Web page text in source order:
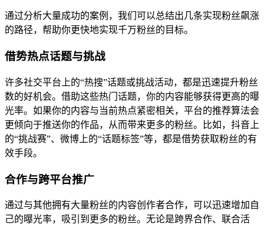
通过分析大量成功的案例，我们可以总结出几条实现粉丝飙涨
的路径，帮助你更快地实现千万粉丝的目标。
借势热点话题与挑战
许多社交平台上的“热搜”话题或挑战活动，都是迅速提升粉丝
数的好机会。借助这些热门话题，你的内容能够获得更高的曝
光率。如果你的内容与当前热点紧密相关，平台的推荐算法会
更倾向于推送你的作品，从而带来更多的粉丝。比如，抖音上
的“挑战赛”、微博上的“话题标签”等，都是借势获取粉丝的有
效手段。
合作与跨平台推广
通过与其他拥有大量粉丝的内容创作者合作，可以迅速增加自
己的曝光率，吸引到更多的粉丝。无论是跨界合作、联合活